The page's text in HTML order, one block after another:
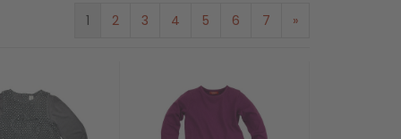
1 2 3 4 5 6 7 »